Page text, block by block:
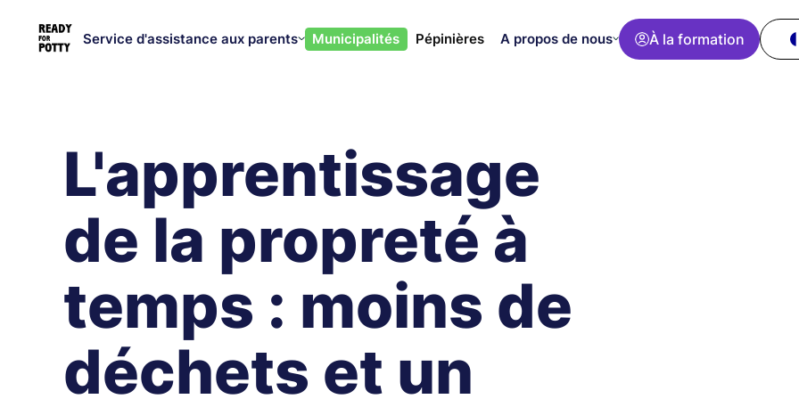
Service d'assistance aux parents Municipalités Pépinières A propos de nous À la formation
L'apprentissage
de la propreté à
temps : moins de
déchets et un